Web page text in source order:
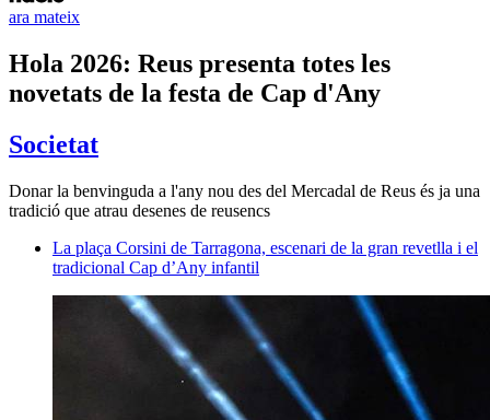
ara mateix
Hola 2026: Reus presenta totes les
novetats de la festa de Cap d'Any
Societat
Donar la benvinguda a l'any nou des del Mercadal de Reus és ja una
tradició que atrau desenes de reusencs
La plaça Corsini de Tarragona, escenari de la gran revetlla i el
tradicional Cap d’Any infantil